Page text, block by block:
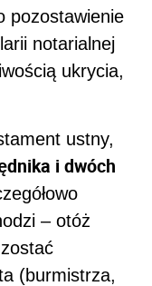
pozostawienie
notarialnej
ukrycia,
ustny,
i dwóch
– otóż
(burmistrza,